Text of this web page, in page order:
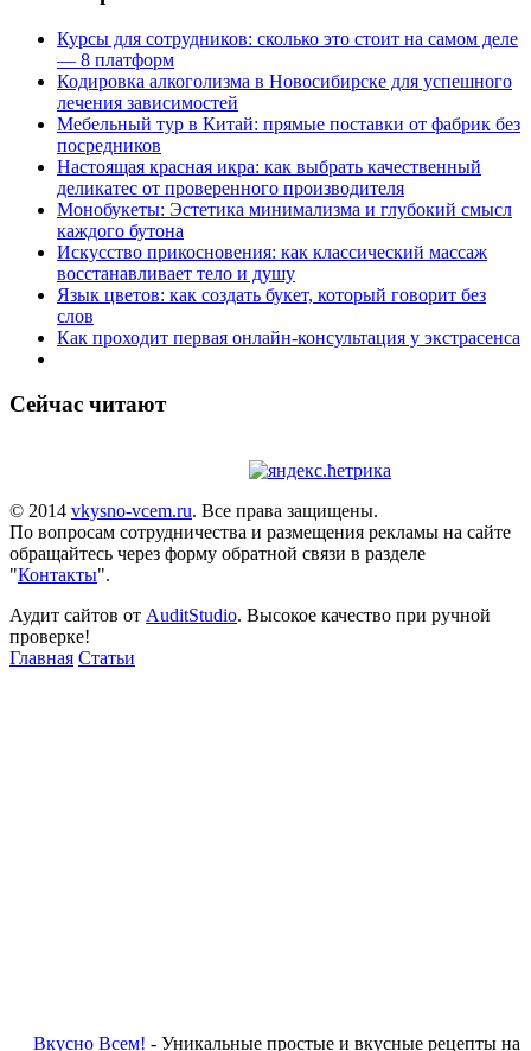
Курсы для сотрудников: сколько это стоит на самом деле
— 8 платформ
Кодировка алкоголизма в Новосибирске для успешного
лечения зависимостей
Мебельный тур в Китай: прямые поставки от фабрик без
посредников
Настоящая красная икра: как выбрать качественный
деликатес от проверенного производителя
Монобукеты: Эстетика минимализма и глубокий смысл
каждого бутона
Искусство прикосновения: как классический массаж
восстанавливает тело и душу
Язык цветов: как создать букет, который говорит без
слов
Как проходит первая онлайн-консультация у экстрасенса
Сейчас читают
© 2014 vkysno-vcem.ru. Все права защищены.
По вопросам сотрудничества и размещения рекламы на сайте
обращайтесь через форму обратной связи в разделе
"Контакты".
Аудит сайтов от AuditStudio. Высокое качество при ручной
проверке!
Главная Статьи
Вкусно Всем! - Уникальные простые и вкусные рецепты на